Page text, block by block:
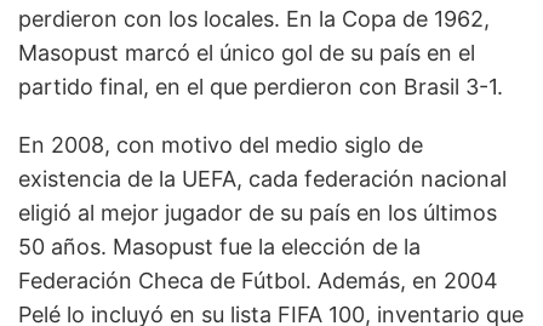
perdieron con los locales. En la Copa de 1962,
Masopust marcó el único gol de su país en el
partido final, en el que perdieron con Brasil 3-1.
En 2008, con motivo del medio siglo de
existencia de la UEFA, cada federación nacional
eligió al mejor jugador de su país en los últimos
50 años. Masopust fue la elección de la
Federación Checa de Fútbol. Además, en 2004
Pelé lo incluyó en su lista FIFA 100, inventario que